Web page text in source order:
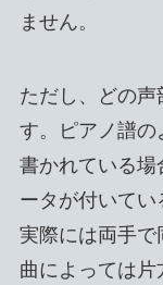
ません。
ただし、どの
す。ピアノ譜の
書かれている場
ータが付いてい
実際には両手で
曲によっては